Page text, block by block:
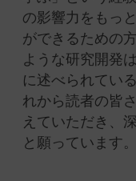
の影響力をもっ
ができるための
ような研究開発
に述べられてい
れから読者の皆
えていただき、
と願っています。